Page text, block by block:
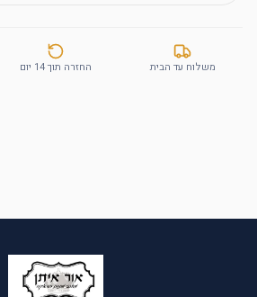
משלוח עד הבית החזרה תוך 14 יום